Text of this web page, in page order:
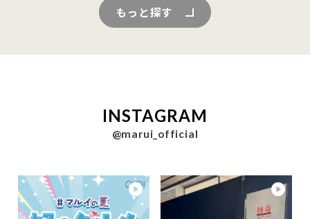
もっと探す
INSTAGRAM
@marui_official